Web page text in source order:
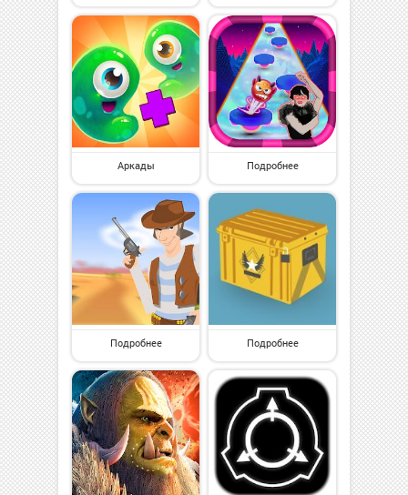
Аркады Подробнее
Подробнее Подробнее